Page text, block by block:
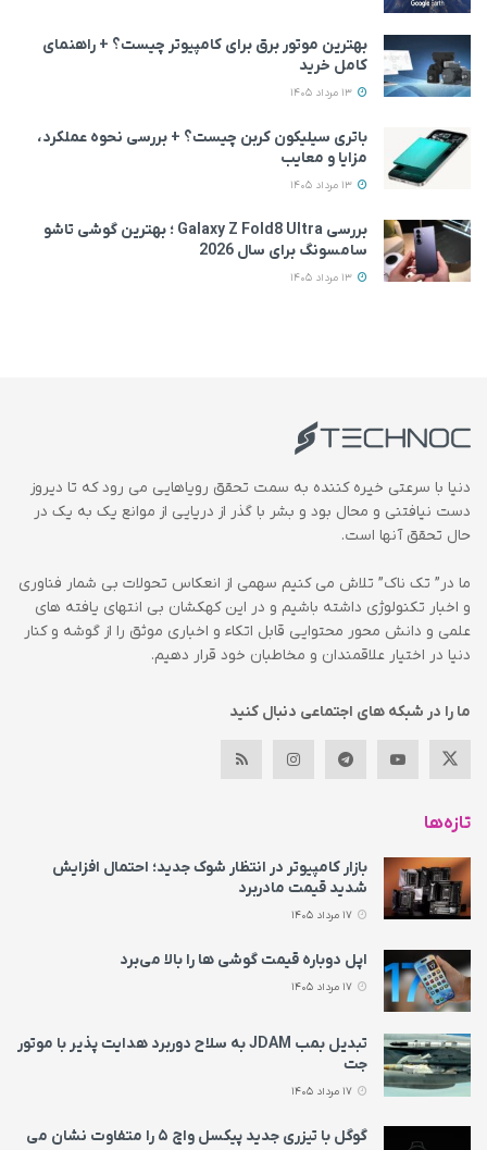
بهترین موتور برق برای کامپیوتر چیست؟ + راهنمای
کامل خرید
باتری سیلیکون کربن چیست؟ + بررسی نحوه عملکرد،
مزایا و معایب
بررسی Galaxy Z Fold8 Ultra ؛ بهترین گوشی تاشو
سامسونگ برای سال 2026
دنیا با سرعتی خیره کننده به سمت تحقق رویاهایی می رود که تا دیروز
دست نیافتنی و محال بود و بشر با گذر از دریایی از موانع یک به یک در
حال تحقق آنها است.
ما در” تک ناک” تلاش می کنیم سهمی از انعکاس تحولات بی شمار فناوری
و اخبار تکنولوژی داشته باشیم و در این کهکشان بی انتهای یافته های
علمی و دانش محور محتوایی قابل اتکاء و اخباری موثق را از گوشه و کنار
دنیا در اختیار علاقمندان و مخاطبان خود قرار دهیم.
ما را در شبکه های اجتماعی دنبال کنید
تازه‌ها
بازار کامپیوتر در انتظار شوک جدید؛ احتمال افزایش
شدید قیمت مادربرد
اپل دوباره قیمت‌ گوشی ها را بالا می‌برد
تبدیل بمب JDAM به سلاح دوربرد هدایت پذیر با موتور
جت
گوگل با تیزری جدید پیکسل واچ ۵ را متفاوت نشان می‌